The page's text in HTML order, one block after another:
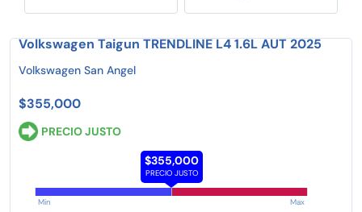
Volkswagen Taigun TRENDLINE L4 1.6L AUT 2025
Volkswagen San Angel
$355,000
PRECIO JUSTO
$355,000
PRECIO JUSTO
Min Max